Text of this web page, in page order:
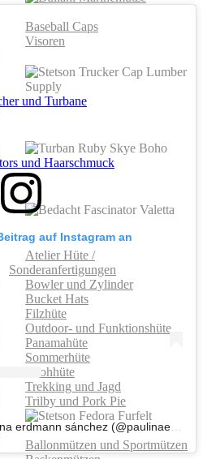
Baseball Caps
Visoren
und Turbane
und Haarschmuck
Atelier Hüte /
Sonderanfertigungen
Bowler und Zylinder
Bucket Hats
Filzhüte
Outdoor- und Funktionshüte
Panamahüte
Sommerhüte
Strohhüte
Trekking und Jagd
Trilby und Pork Pie
Ballonmützen und Sportmützen
auf Instagram an